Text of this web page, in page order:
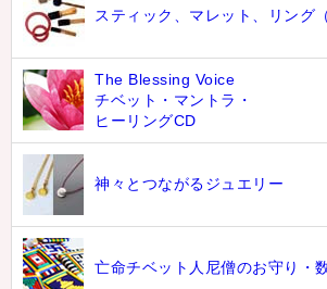
スティック、マレット、リング
The Blessing Voice
チベット・マントラ・
ヒーリングCD
神々とつながるジュエリー
亡命チベット人尼僧のお守り・